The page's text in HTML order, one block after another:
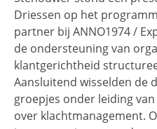
Driessen op het
partner bij ANNO1974 /
de ondersteuning van
klantgerichtheid
Aansluitend wisselden de
groepjes onder leiding
over klachtmanagement.